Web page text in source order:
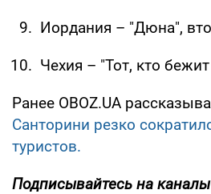
Иордания – "Дюна",
Чехия – "Тот, кто
Ранее OBOZ.UA
Санторини резко
туристов.
Подписывайтесь на каналы